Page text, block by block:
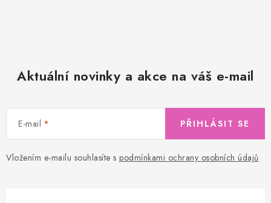
Aktuální novinky a akce na váš e-mail
E-mail
Vložením e-mailu souhlasíte s podmínkami ochrany osobních údajů
PŘIHLÁSIT SE